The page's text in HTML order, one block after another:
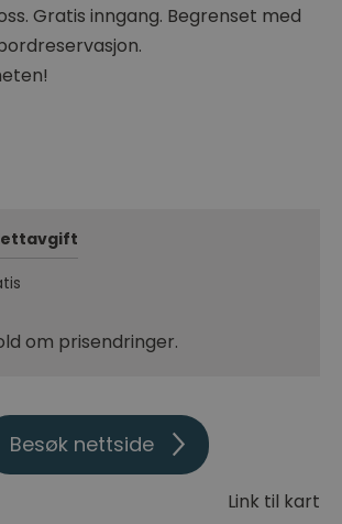
Gratis inngang. Begrenset med
om prisendringer.
Besøk nettside
Link til kart